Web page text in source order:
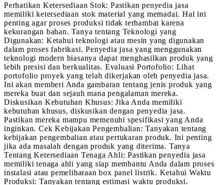
Perhatikan Ketersediaan Stok: Pastikan penyedia jasa
memiliki ketersediaan stok material yang memadai. Hal ini
penting agar proses produksi tidak terhambat karena
kekurangan bahan. Tanya tentang Teknologi yang
Digunakan: Ketahui teknologi atau mesin yang digunakan
dalam proses fabrikasi. Penyedia jasa yang menggunakan
teknologi modern biasanya dapat menghasilkan produk yang
lebih presisi dan berkualitas. Evaluasi Portofolio: Lihat
portofolio proyek yang telah dikerjakan oleh penyedia jasa.
Ini akan memberi Anda gambaran tentang jenis produk yang
mereka buat dan sejauh mana pengalaman mereka.
Diskusikan Kebutuhan Khusus: Jika Anda memiliki
kebutuhan khusus, diskusikan dengan penyedia jasa.
Pastikan mereka mampu memenuhi spesifikasi yang Anda
inginkan. Cek Kebijakan Pengembalian: Tanyakan tentang
kebijakan pengembalian atau pertukaran produk. Ini penting
jika ada masalah dengan produk yang diterima. Tanya
Tentang Ketersediaan Tenaga Ahli: Pastikan penyedia jasa
memiliki tenaga ahli yang siap membantu Anda dalam proses
instalasi atau pemeliharaan box panel listrik. Ketahui Waktu
Produksi: Tanyakan tentang estimasi waktu produksi.